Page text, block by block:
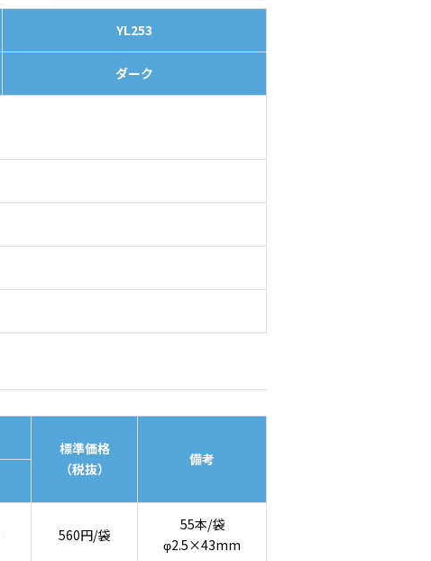
YL253
ダーク
標準価格
（税抜）
備考
560円/袋
55本/袋
φ2.5×43mm